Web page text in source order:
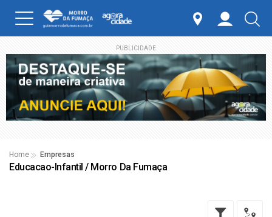
PUBLICIDADE
Home Empresas
Educacao-Infantil / Morro Da Fumaça